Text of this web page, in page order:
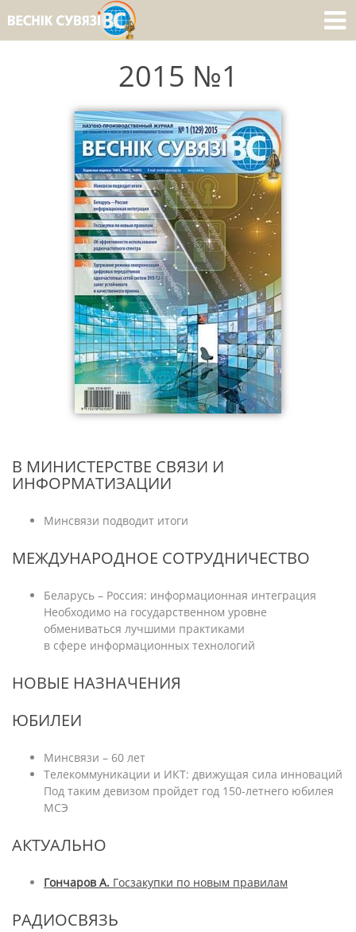
2015 №1
В МИНИСТЕРСТВЕ СВЯЗИ И
ИНФОРМАТИЗАЦИИ
Минсвязи подводит итоги
МЕЖДУНАРОДНОЕ СОТРУДНИЧЕСТВО
Беларусь – Россия: информационная интеграция
Необходимо на государственном уровне
обмениваться лучшими практиками
в сфере информационных технологий
НОВЫЕ НАЗНАЧЕНИЯ
ЮБИЛЕИ
Минсвязи – 60 лет
Телекоммуникации и ИКТ: движущая сила инноваций
Под таким девизом пройдет год 150-летнего юбилея
МСЭ
АКТУАЛЬНО
Гончаров А. Госзакупки по новым правилам
РАДИОСВЯЗЬ